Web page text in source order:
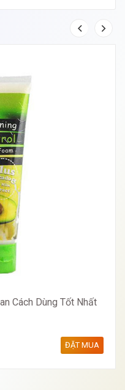
Cách Dùng Tốt Nhất
ĐẶT MUA